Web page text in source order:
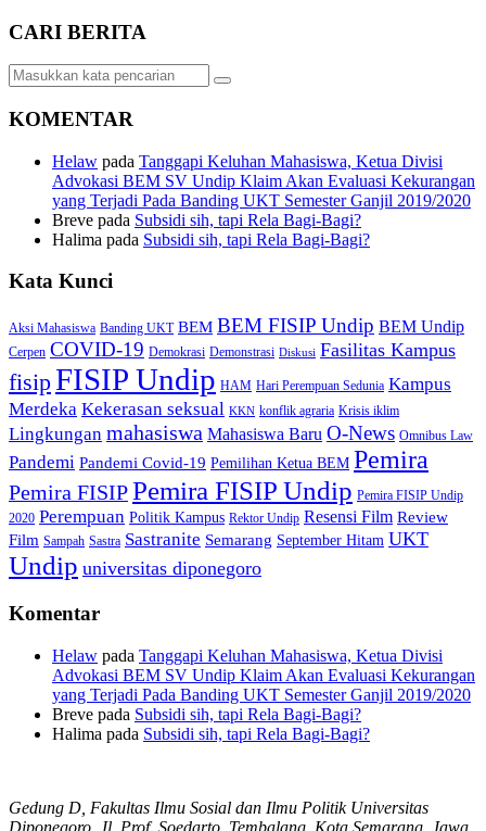
CARI BERITA
KOMENTAR
Helaw pada Tanggapi Keluhan Mahasiswa, Ketua Divisi
Advokasi BEM SV Undip Klaim Akan Evaluasi Kekurangan
yang Terjadi Pada Banding UKT Semester Ganjil 2019/2020
Breve pada Subsidi sih, tapi Rela Bagi-Bagi?
Halima pada Subsidi sih, tapi Rela Bagi-Bagi?
Kata Kunci
Aksi Mahasiswa Banding UKT BEM BEM FISIP Undip BEM Undip
Cerpen COVID-19 Demokrasi Demonstrasi Diskusi Fasilitas Kampus
fisipFISIP Undip HAM Hari Perempuan Sedunia Kampus
Merdeka Kekerasan seksual KKN konflik agraria Krisis iklim
Lingkungan mahasiswa Mahasiswa Baru O-News Omnibus Law
Pandemi Pandemi Covid-19 Pemilihan Ketua BEM Pemira
Pemira FISIPPemira FISIP Undip Pemira FISIP Undip
2020 Perempuan Politik Kampus Rektor Undip Resensi Film Review
Film Sampah Sastra Sastranite Semarang September Hitam UKT
Undip universitas diponegoro
Komentar
Helaw pada Tanggapi Keluhan Mahasiswa, Ketua Divisi
Advokasi BEM SV Undip Klaim Akan Evaluasi Kekurangan
yang Terjadi Pada Banding UKT Semester Ganjil 2019/2020
Breve pada Subsidi sih, tapi Rela Bagi-Bagi?
Halima pada Subsidi sih, tapi Rela Bagi-Bagi?
Gedung D, Fakultas Ilmu Sosial dan Ilmu Politik Universitas
Diponegoro, Jl. Prof. Soedarto, Tembalang, Kota Semarang, Jawa